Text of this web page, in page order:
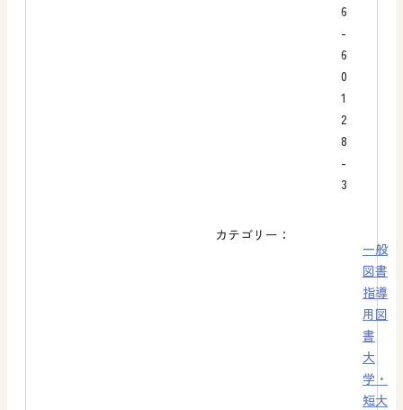
6
-
6
0
1
2
8
-
3
カテゴリー：
一般
図書
指導
用図
書
大
学・
短大